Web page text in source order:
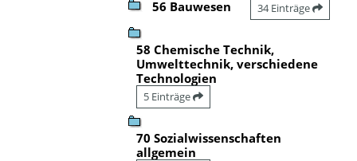
56 Bauwesen 34 Einträge
58 Chemische Technik,
Umwelttechnik, verschiedene
Technologien
5 Einträge
70 Sozialwissenschaften
allgemein